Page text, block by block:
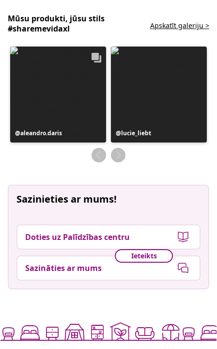
Mūsu produkti, jūsu stils
#sharemevidaxl
Apskatīt galeriju >
Ierakstu
publicējis
aleandro.daris
Ierakstu
publicējis
lucie_liebt
Sazinieties ar mums!
Doties uz Palīdzības centru
Ieteikts
Sazināties ar mums